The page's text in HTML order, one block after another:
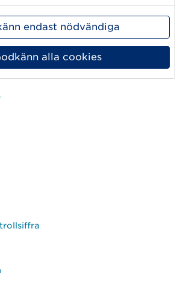
endast nödvändiga
alla cookies